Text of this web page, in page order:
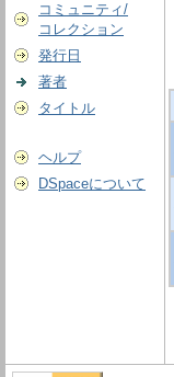
コミュニティ/
コレクション
発行日
著者
タイトル
ヘルプ
DSpaceについて